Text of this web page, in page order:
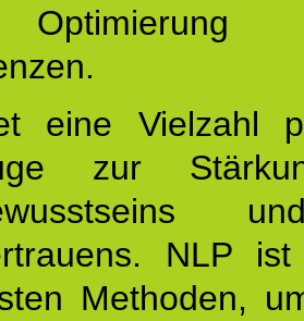
eine Vielzahl
zur
NLP
Methoden,